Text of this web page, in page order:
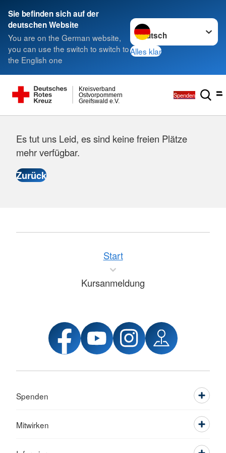
Sie befinden sich auf der
deutschen Website
You are on the German website,
you can use the switch to switch to
the English one
Sprache wechseln zu
Alles klar
Greifswald e.V.
Ostvorpommern
Kreisverband
Spenden
Es tut uns Leid, es sind keine freien Plätze
mehr verfügbar.
Start
Kursanmeldung
Spenden
Mitwirken